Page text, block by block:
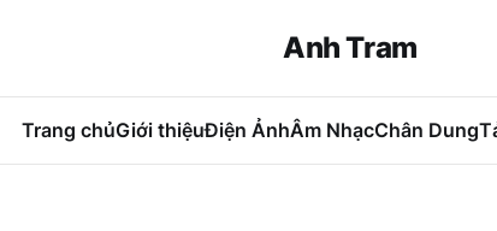
Anh Tram
Trang chủGiới thiệuĐiện ẢnhÂm NhạcChân Dung